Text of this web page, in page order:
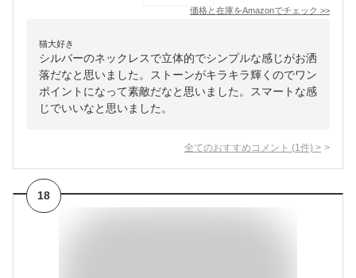
価格と在庫をAmazonでチェック >>
猫大好き
シルバーのネックレスで立体的でシンプルな感じがお洒
落だなと思いました。ストーンがキラキラ輝くのでワン
ポイントになって素敵だなと思いました。スマートな感
じでいいなと思いました。
全てのおすすめコメント (1 件) >
18